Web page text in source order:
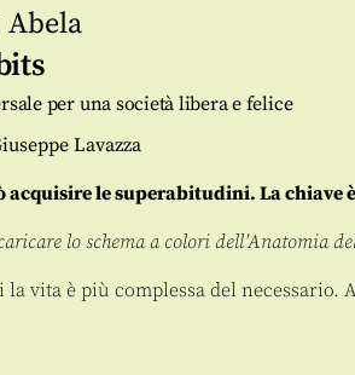
Abela
per una società libera e felice
Lavazza
acquisire le superabitudini. La chiave
lo schema a colori dell’Anatomia
vita è più complessa del necessario.